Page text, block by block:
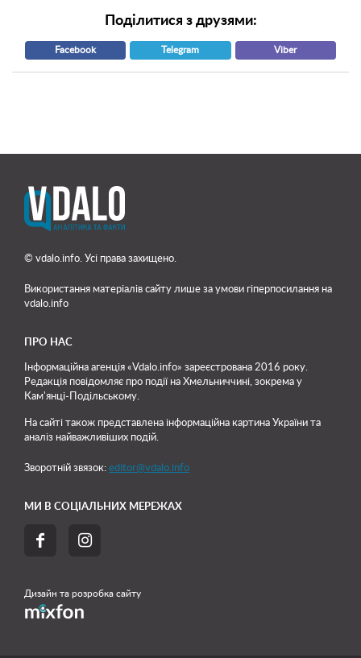
Поділитися з друзями:
Facebook Telegram Viber
© vdalo.info. Усі права захищено.
Використання матеріалів сайту лише за умови гіперпосилання на
vdalo.info
ПРО НАС
Інформаційна агенція «Vdalo.info» зареєстрована 2016 року.
Редакція повідомляє про події на Хмельниччині, зокрема у
Кам'янці-Подільському.
На сайті також представлена інформаційна картина України та
аналіз найважливіших подій.
Зворотній звязок: editor@vdalo.info
МИ В СОЦІАЛЬНИХ МЕРЕЖАХ
 
Дизайн та розробка сайту